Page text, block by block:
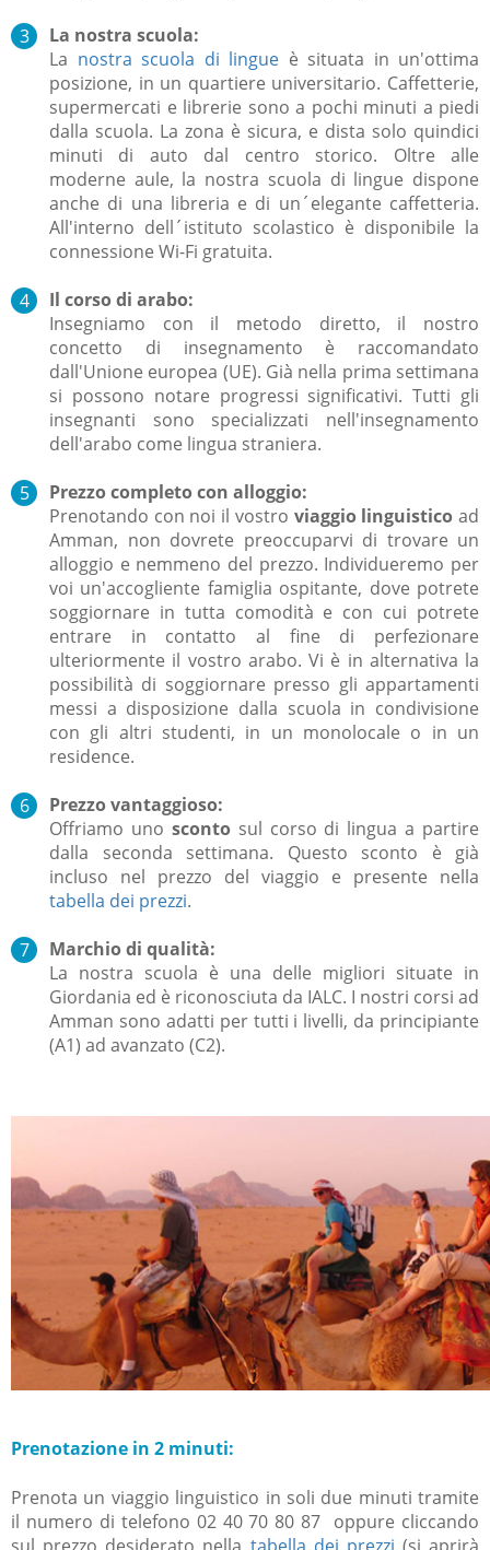
La nostra scuola:
La nostra scuola di lingue è situata in un'ottima
posizione, in un quartiere universitario. Caffetterie,
supermercati e librerie sono a pochi minuti a piedi
dalla scuola. La zona è sicura, e dista solo quindici
minuti di auto dal centro storico. Oltre alle
moderne aule, la nostra scuola di lingue dispone
anche di una libreria e di un´elegante caffetteria.
All'interno dell´istituto scolastico è disponibile la
connessione Wi-Fi gratuita.
Il corso di arabo:
Insegniamo con il metodo diretto, il nostro
concetto di insegnamento è raccomandato
dall'Unione europea (UE). Già nella prima settimana
si possono notare progressi significativi. Tutti gli
insegnanti sono specializzati nell'insegnamento
dell'arabo come lingua straniera.
Prezzo completo con alloggio:
Prenotando con noi il vostro viaggio linguisticoad
Amman, non dovrete preoccuparvi di trovare un
alloggio e nemmeno del prezzo. Individueremo per
voi un'accogliente famiglia ospitante, dove potrete
soggiornare in tutta comodità e con cui potrete
entrare in contatto al fine di perfezionare
ulteriormente il vostro arabo. Vi è in alternativa la
possibilità di soggiornare presso gli appartamenti
messi a disposizione dalla scuola in condivisione
con gli altri studenti, in un monolocale o in un
residence.
Prezzo vantaggioso:
Offriamo uno sconto sul corso di lingua a partire
dalla seconda settimana. Questo sconto è già
incluso nel prezzo del viaggio e presente nella
tabella dei prezzi.
Marchio di qualità:
La nostra scuola è una delle migliori situate in
Giordania ed è riconosciuta da IALC. I nostri corsi ad
Amman sono adatti per tutti i livelli, da principiante
(A1) ad avanzato (C2).
Prenotazione in 2 minuti:
Prenota un viaggio linguistico in soli due minuti tramite
il numero di telefono 02 40 70 80 87 oppure cliccando